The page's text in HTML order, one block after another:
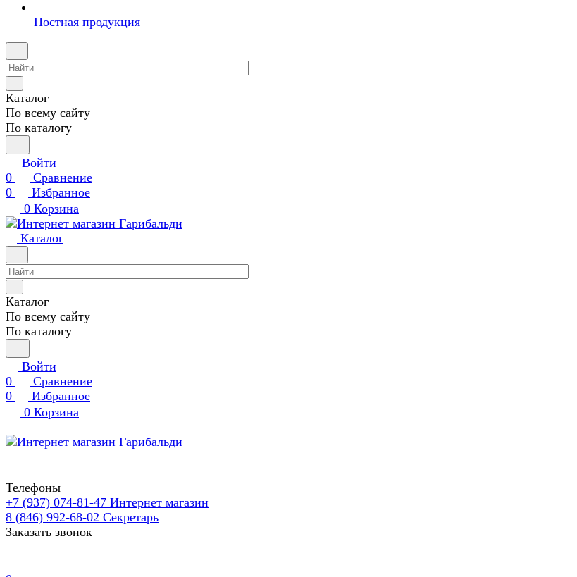
Постная продукция
Каталог
По всему сайту
По каталогу
Войти
0
Сравнение
0
Избранное
0 Корзина
Каталог
Каталог
По всему сайту
По каталогу
Войти
0
Сравнение
0
Избранное
0 Корзина
Телефоны
+7 (937) 074-81-47 Интернет магазин
8 (846) 992-68-02 Секретарь
Заказать звонок